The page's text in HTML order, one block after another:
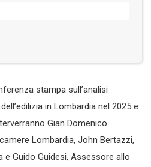
stampa sull’analisi
in Lombardia nel 2025 e
Gian Domenico
Lombardia, John Bertazzi,
e Guido Guidesi, Assessore allo